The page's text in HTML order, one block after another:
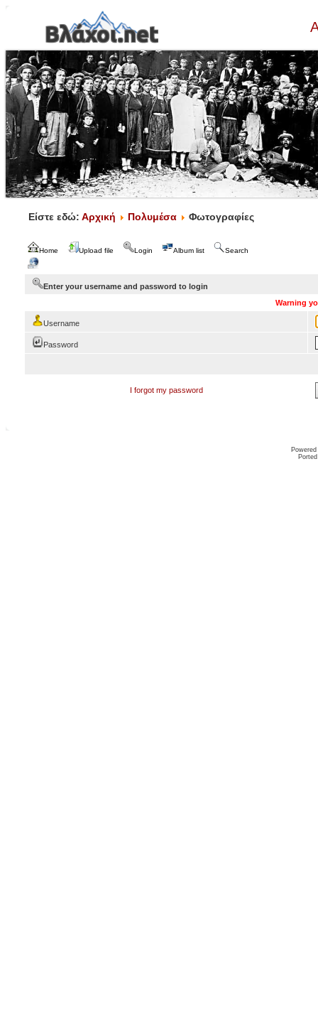
Είστε εδώ: Αρχική Πολυμέσα Φωτογραφίες
Home Upload file Login Album list Search
Enter your username and password to login
Warning
Username
Password
I forgot my password